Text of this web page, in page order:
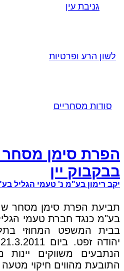
גניבת עין
לשון הרע ופרטיות
סודות מסחריים
הפרת סימן מסחר
בבקבוק יין
יקב רימון בע"מ נ' טעמי הגליל בע"מ (תא
תביעת הפרת סימן מסחר
בע"מ כנגד חברת טעמי
בבית המשפט המחוזי
הנתבעים משווקים יינות
התובעת מהווים חיקוי מטעה